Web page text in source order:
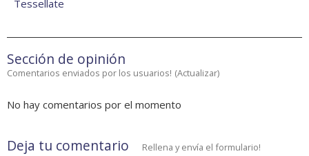
Tessellate
Sección de opinión
Comentarios enviados por los usuarios! (Actualizar)
No hay comentarios por el momento
Deja tu comentario Rellena y envía el formulario!